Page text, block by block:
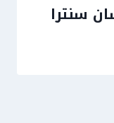
سنترا